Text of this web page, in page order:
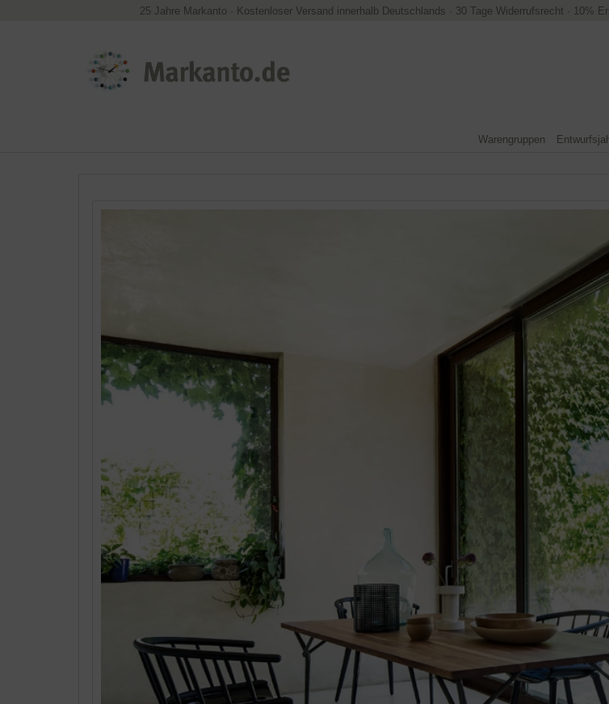
25 Jahre Markanto · Kostenloser Versand innerhalb Deutschlands · 30 Tage Widerrufsrecht · 10%
Warengruppen